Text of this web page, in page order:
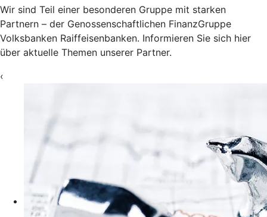
Wir sind Teil einer besonderen Gruppe mit starken
Partnern – der Genossenschaftlichen FinanzGruppe
Volksbanken Raiffeisenbanken. Informieren Sie sich hier
über aktuelle Themen unserer Partner.
‹